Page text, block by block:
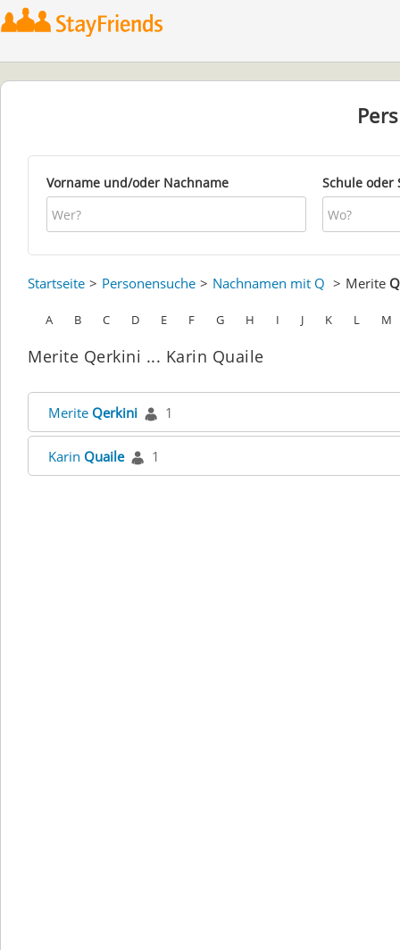
Vorname und/oder Nachname Schule oder
Startseite Personensuche Nachnamen mit Q Merite
A B C D E F G H I J K L M
Merite Qerkini ... Karin Quaile
Merite Qerkini 1
Karin Quaile 1